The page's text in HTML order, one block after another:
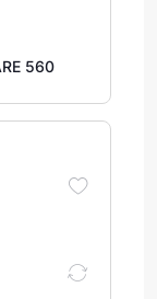
560